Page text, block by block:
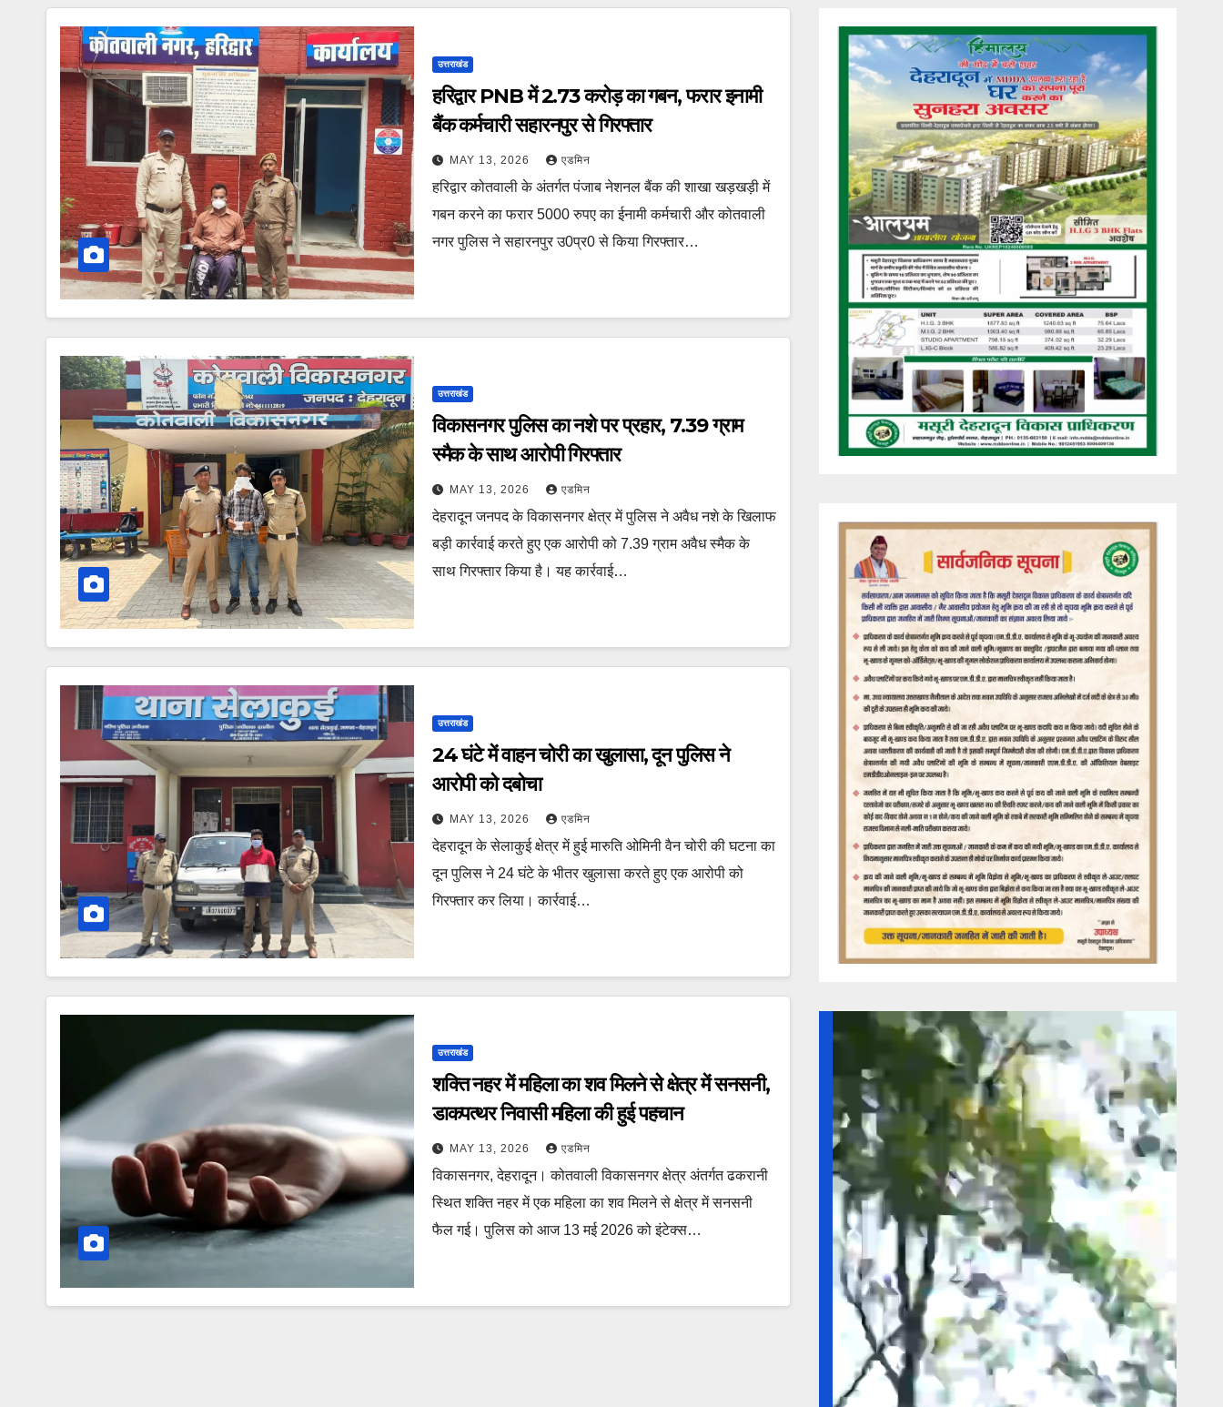
उत्तराखंड
हरिद्वार PNB में 2.73 करोड़ का गबन, फरार इनामी
बैंक कर्मचारी सहारनपुर से गिरफ्तार
MAY 13, 2026 एडमिन
हरिद्वार कोतवाली के अंतर्गत पंजाब नेशनल बैंक की शाखा खड़खड़ी में
गबन करने का फरार 5000 रुपए का ईनामी कर्मचारी और कोतवाली
नगर पुलिस ने सहारनपुर उ0प्र0 से किया गिरफ्तार…
उत्तराखंड
विकासनगर पुलिस का नशे पर प्रहार, 7.39 ग्राम
स्मैक के साथ आरोपी गिरफ्तार
MAY 13, 2026 एडमिन
देहरादून जनपद के विकासनगर क्षेत्र में पुलिस ने अवैध नशे के खिलाफ
बड़ी कार्रवाई करते हुए एक आरोपी को 7.39 ग्राम अवैध स्मैक के
साथ गिरफ्तार किया है। यह कार्रवाई…
उत्तराखंड
24 घंटे में वाहन चोरी का खुलासा, दून पुलिस ने
आरोपी को दबोचा
MAY 13, 2026 एडमिन
देहरादून के सेलाकुई क्षेत्र में हुई मारुति ओमिनी वैन चोरी की घटना का
दून पुलिस ने 24 घंटे के भीतर खुलासा करते हुए एक आरोपी को
गिरफ्तार कर लिया। कार्रवाई…
उत्तराखंड
शक्ति नहर में महिला का शव मिलने से क्षेत्र में सनसनी,
डाकपत्थर निवासी महिला की हुई पहचान
MAY 13, 2026 एडमिन
विकासनगर, देहरादून। कोतवाली विकासनगर क्षेत्र अंतर्गत ढकरानी
स्थित शक्ति नहर में एक महिला का शव मिलने से क्षेत्र में सनसनी
फैल गई। पुलिस को आज 13 मई 2026 को इंटेक्स…